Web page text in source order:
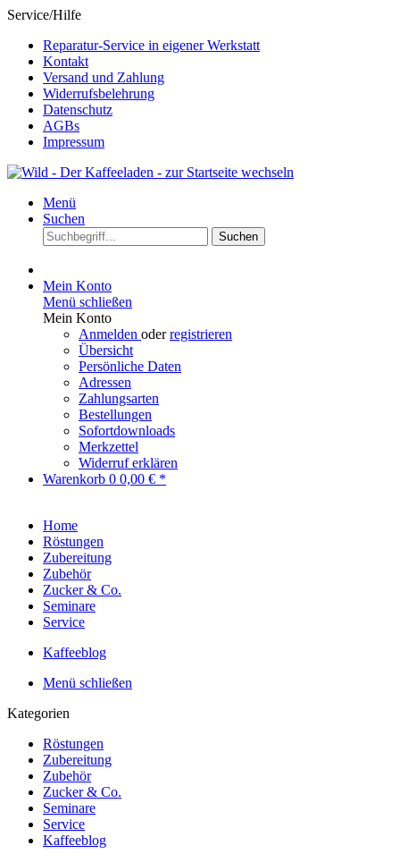
Service/Hilfe
Reparatur-Service in eigener Werkstatt
Kontakt
Versand und Zahlung
Widerrufsbelehrung
Datenschutz
AGBs
Impressum
Menü
Suchen
Suchen
Mein Konto
Menü schließen
Mein Konto
Anmelden oderregistrieren
Übersicht
Persönliche Daten
Adressen
Zahlungsarten
Bestellungen
Sofortdownloads
Merkzettel
Widerruf erklären
Warenkorb 0 0,00 € *
Home
Röstungen
Zubereitung
Zubehör
Zucker & Co.
Seminare
Service
Kaffeeblog
Menü schließen
Kategorien
Röstungen
Zubereitung
Zubehör
Zucker & Co.
Seminare
Service
Kaffeeblog